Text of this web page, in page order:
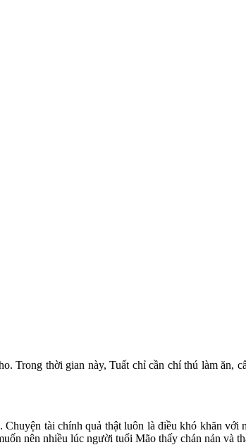
Trong thời gian này, Tuất chỉ cần chí thú làm ăn,
tài chính quả thật luôn là điều khó khăn với
nên nhiều lúc người tuổi Mão thấy chán nản và